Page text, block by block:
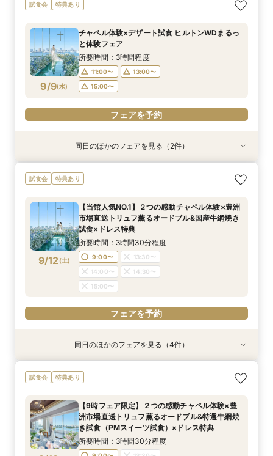
9/7(月)
ディングフェア
11:00〜
15:00〜
フェアを予約
9/7(月)
◎ご予算相談会
11:00〜
15:00〜
フェアを予約
試食会 特典あり
9/9(水)
チャペル体験×デザート試食 ヒルトンWDまるっ
と体験フェア
所要時間：3時間程度
11:00〜
13:00〜
15:00〜
フェアを予約
9/9(水)
【少人数限定】 挙式＆会食プライベートウエ
ディングフェア
11:00〜
13:00〜
15:00〜
フェアを予約
9/9(水)
【見積り比較】 選べる2つのチャペル体験×安心
◎ご予算相談会
11:00〜
13:00〜
15:00〜
フェアを予約
同日のほかのフェアを見る（2件）
試食会 特典あり
9/12(土)
【当館人気NO.1】２つの感動チャペル体験×豊洲
市場直送トリュフ薫るオードブル&国産牛網焼き
試食×ドレス特典
所要時間：3時間30分程度
9:00〜
13:30〜
14:00〜
14:30〜
15:00〜
フェアを予約
9/12(土)
【見積り徹底比較！】 感動チャペル体験×安心◎
お見積り相談会
9:00〜
13:30〜
14:00〜
14:30〜
15:00〜
9/12(土)
【ドレス特典◎】感動チャペル＆本番直前コー
ディネート体験
9:00〜
13:30〜
14:00〜
14:30〜
15:00〜
特典あり
9/12(土)
初見特典有◎【安心！初めてを応援】豪華無料試
食×ホテルWDまるっと体験
9:00〜 14:00〜
特典あり
9/12(土)
【6名から25名に◎】 絶景を楽しめる少人数
WD×豪華試食会
9:00〜 14:00〜
同日のほかのフェアを見る（4件）
試食会 特典あり
【9時フェア限定】２つの感動チャペル体験×豊
洲市場直送トリュフ薫るオードブル&特選牛網焼
き試食（PMスイーツ試食）×ドレス特典
所要時間：3時間30分程度